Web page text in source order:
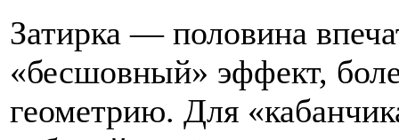
Затирка — половина
«бесшовный» эффект,
геометрию. Для